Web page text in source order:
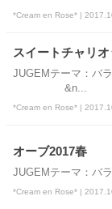
*Cream en Rose* |
スイートチャリ
JUGEMテーマ：バ
&n...
*Cream en Rose* |
オーブ2017春
JUGEMテー
*Cream en Rose* |